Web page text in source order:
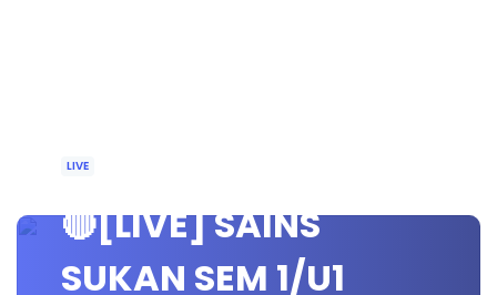
LIVE
🔴[LIVE] SAINS
SUKAN SEM 1/U1